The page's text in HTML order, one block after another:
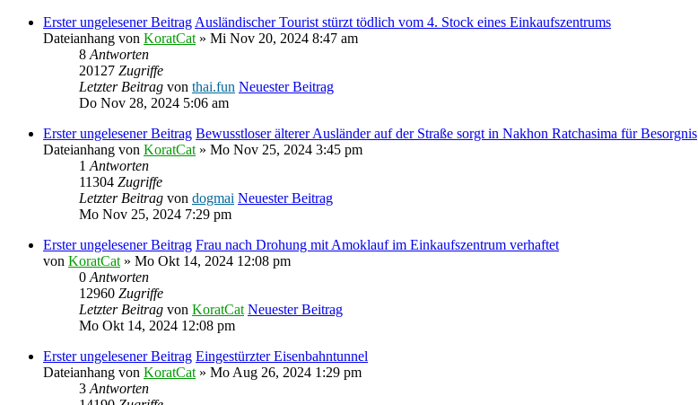
Erster ungelesener Beitrag Ausländischer Tourist stürzt tödlich vom 4. Stock eines Einkaufszentrums
Dateianhang von KoratCat » Mi Nov 20, 2024 8:47 am
8 Antworten
20127 Zugriffe
Letzter Beitrag von thai.fun Neuester Beitrag
Do Nov 28, 2024 5:06 am
Erster ungelesener Beitrag Bewusstloser älterer Ausländer auf der Straße sorgt in Nakhon Ratchasima für Besorgnis
Dateianhang von KoratCat » Mo Nov 25, 2024 3:45 pm
1 Antworten
11304 Zugriffe
Letzter Beitrag von dogmai Neuester Beitrag
Mo Nov 25, 2024 7:29 pm
Erster ungelesener Beitrag Frau nach Drohung mit Amoklauf im Einkaufszentrum verhaftet
von KoratCat » Mo Okt 14, 2024 12:08 pm
0 Antworten
12960 Zugriffe
Letzter Beitrag von KoratCat Neuester Beitrag
Mo Okt 14, 2024 12:08 pm
Erster ungelesener Beitrag Eingestürzter Eisenbahntunnel
Dateianhang von KoratCat » Mo Aug 26, 2024 1:29 pm
3 Antworten